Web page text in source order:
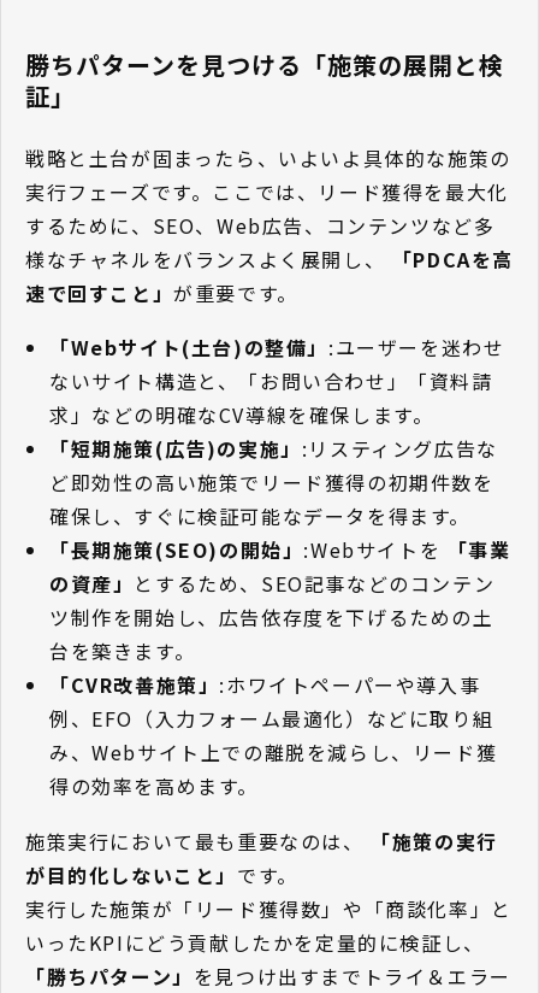
勝ちパターンを見つける「施策の展開と検
証」
戦略と土台が固まったら、いよいよ具体的な施策の
実行フェーズです。ここでは、リード獲得を最大化
するために、SEO、Web広告、コンテンツなど多
様なチャネルをバランスよく展開し、
「PDCAを高
速で回すこと」が重要です。
「Webサイト(土台)の整備」 :ユーザーを迷わせ
ないサイト構造と、「お問い合わせ」「資料請
求」などの明確なCV導線を確保します。
「短期施策(広告)の実施」 :リスティング広告な
ど即効性の高い施策でリード獲得の初期件数を
確保し、すぐに検証可能なデータを得ます。
「長期施策(SEO)の開始」 :Webサイトを
「事業
の資産」 とするため、SEO記事などのコンテン
ツ制作を開始し、広告依存度を下げるための土
台を築きます。
「CVR改善施策」 :ホワイトペーパーや導入事
例、EFO（入力フォーム最適化）などに取り組
み、Webサイト上での離脱を減らし、リード獲
得の効率を高めます。
施策実行において最も重要なのは、
「施策の実行
が目的化しないこと」 です。
実行した施策が「リード獲得数」や「商談化率」と
いったKPIにどう貢献したかを定量的に検証し、
「勝ちパターン」 を見つけ出すまでトライ＆エラー